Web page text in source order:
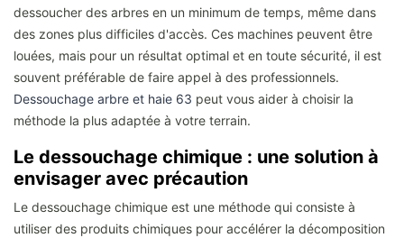
dessoucher des arbres en un minimum de temps, même dans
des zones plus difficiles d'accès. Ces machines peuvent être
louées, mais pour un résultat optimal et en toute sécurité, il est
souvent préférable de faire appel à des professionnels.
Dessouchage arbre et haie 63 peut vous aider à choisir la
méthode la plus adaptée à votre terrain.
Le dessouchage chimique : une solution à
envisager avec précaution
Le dessouchage chimique est une méthode qui consiste à
utiliser des produits chimiques pour accélérer la décomposition